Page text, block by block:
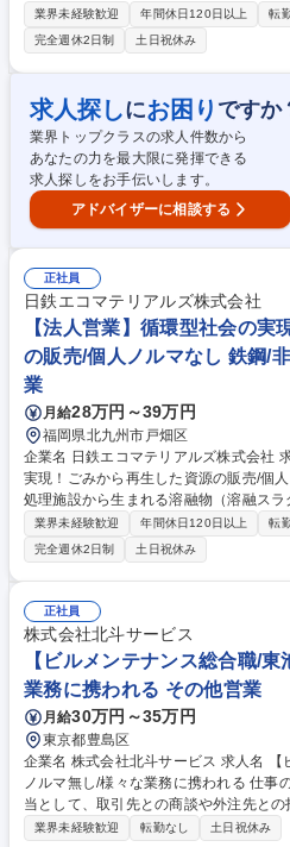
いるニッチな業界です。法律で設置が
定しております。 公共施設や商業施設、学校、病院などに設置する「救助
袋」の提案をお任せします。具体的に
先との打ち合わせ ■現地調査・採寸、
場へ製造依頼 ■工事担当への引継ぎ／取
立ち会い 等 納品まで一貫してフォローします。 募集職種 【東
助袋の提案/ニッチな分野/安定×成長/ノ
業界未経験歓迎 年間休日120日以上 転
完全週休2日制
土日祝休み
求人探しにお困り ですか
業界トップクラスの求人件数から
あなたの力を最大限に発揮できる
求人探しをお手伝いします。
アドバイザーに相談する
正社員
日鉄エコマテリアルズ株式会社
【法人営業】循環型社会の実
の販売/個人ノルマなし 鉄鋼/
業
月給28万円～39万円
福岡県北九州市戸畑区
企業名 日鉄エコマテリアルズ株式会社 求人名 【法人営業】循環型社会の
実現！ごみから再生した資源の販売/個人ノルマなし 仕事
処理施設から生まれる溶融物（溶融ス
業を担う営業。自治体･処理施設から溶
して企業へ販売することで、循環型社会の実
細】 ■自治体及び処理施設からの仕入れ
建設会社や精錬会社など既存顧客への
路拡大■顧客との価格交渉・契約業務■受発
集背景】事業領域拡大と営業体制強化の
を続けており、近年は売上･利益ともに大きく拡大。
業】循環型社会の実現！ごみから再生
業界未経験歓迎 年間休日120日以上 転
完全週休2日制
土日祝休み
正社員
株式会社北斗サービス
【ビルメンテナンス総合職/
業務に携われる その他営業
月給30万円～35万円
東京都豊島区
企業名 株式会社北斗サービス 求人名 【ビルメンテナンス総合職/東池袋】
ノルマ無し/様々な業務に携われる 仕事の内容 ビルメンテナンスの営業担
当として、取引先との商談や外注先と
管理等をお任せします。新規案件は、
業界未経験歓迎 転勤なし 土日祝休み